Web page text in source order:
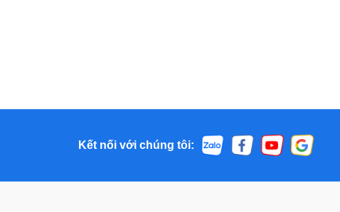
Kết nối với chúng tôi: